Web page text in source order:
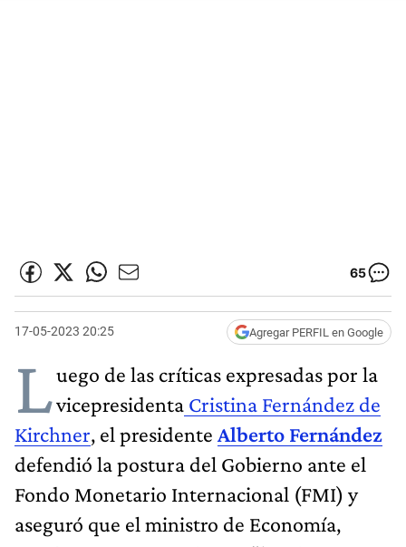
65
17-05-2023 20:25 Agregar PERFIL en Google
Luego de las críticas expresadas por la
vicepresidenta Cristina Fernández de
Kirchner, el presidente Alberto Fernández
defendió la postura del Gobierno ante el
Fondo Monetario Internacional (FMI) y
aseguró que el ministro de Economía,